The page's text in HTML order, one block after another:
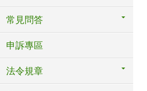
常見問答
申訴專區
法令規章